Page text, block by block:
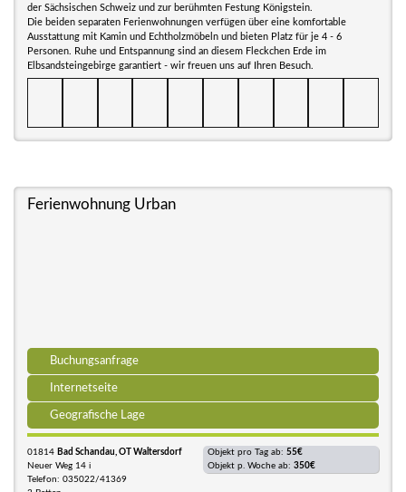
der Sächsischen Schweiz und zur berühmten Festung Königstein.
Die beiden separaten Ferienwohnungen verfügen über eine komfortable
Ausstattung mit Kamin und Echtholzmöbeln und bieten Platz für je 4 - 6
Personen. Ruhe und Entspannung sind an diesem Fleckchen Erde im
Elbsandsteingebirge garantiert - wir freuen uns auf Ihren Besuch.
Ferienwohnung Urban
Buchungsanfrage
Internetseite
Geografische Lage
01814 Bad Schandau, OT Waltersdorf
Neuer Weg 14 i
Telefon: 035022/41369
Objekt pro Tag ab: 55€
Objekt p. Woche ab: 350€